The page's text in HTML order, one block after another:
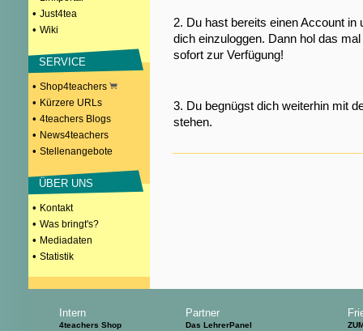
• Just4tea
• Wiki
SERVICE
• Shop4teachers
• Kürzere URLs
• 4teachers Blogs
• News4teachers
• Stellenangebote
ÜBER UNS
• Kontakt
• Was bringt's?
• Mediadaten
• Statistik
2. Du hast bereits einen Account
dich einzuloggen. Dann hol das
sofort zur Verfügung!
3. Du begnügst dich weiterhin mit
stehen.
Intern
4teachers Shop
Partner
Das LehrerPanel